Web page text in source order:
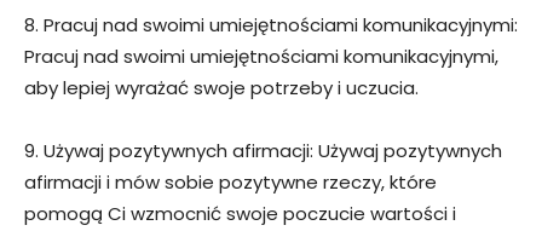
8. Pracuj nad swoimi umiejętnościami komunikacyjnymi:
Pracuj nad swoimi umiejętnościami komunikacyjnymi,
aby lepiej wyrażać swoje potrzeby i uczucia.
9. Używaj pozytywnych afirmacji: Używaj pozytywnych
afirmacji i mów sobie pozytywne rzeczy, które
pomogą Ci wzmocnić swoje poczucie wartości i